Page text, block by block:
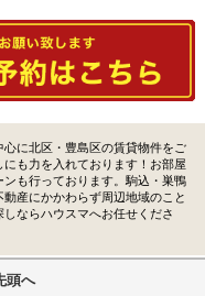
に北区・豊島区の賃貸物件をご
も力を入れております！お部屋
も行っております。駒込・巣鴨
産にかかわらず周辺地域のこと
ならハウスマへお任せくださ
頭へ